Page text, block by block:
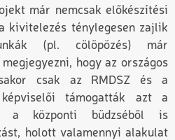
már nemcsak előkészítési
kivitelezés ténylegesen zajlik
(pl. cölöpözés) már
hogy az országos
csak az RMDSZ és a
támogatták azt a
a központi büdzséből is
holott valamennyi alakulat